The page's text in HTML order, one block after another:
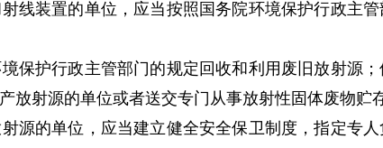
线装置的单位，应当按照国务院环境保护行政主管
保护行政主管部门的规定回收和利用废旧放射源
放射源的单位或者送交专门从事放射性固体废物贮
源的单位，应当建立健全安全保卫制度，指定专